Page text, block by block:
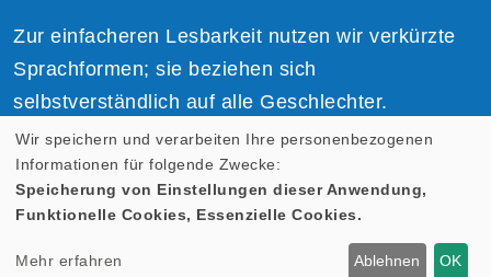
Zur einfacheren Lesbarkeit nutzen wir verkürzte
Sprachformen; sie beziehen sich
selbstverständlich auf alle Geschlechter.
Cookie Einstellungen
Wir speichern und verarbeiten Ihre personenbezogenen
Informationen für folgende Zwecke:
Speicherung von Einstellungen dieser Anwendung,
Funktionelle Cookies, Essenzielle Cookies.
Mehr erfahren Ablehnen OK